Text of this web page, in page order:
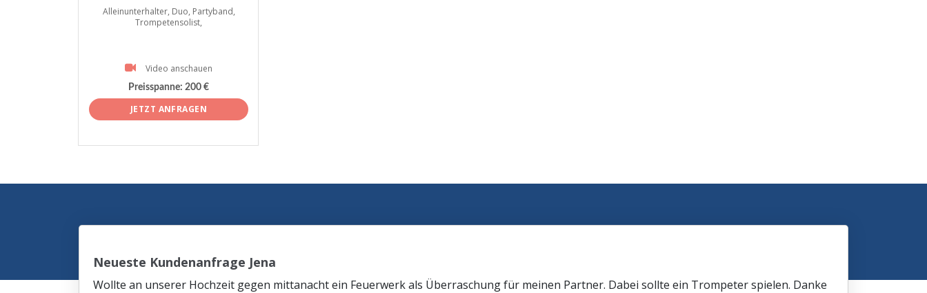
Alleinunterhalter, Duo, Partyband,
Trompetensolist,
Video anschauen
Preisspanne: 200 €
JETZT ANFRAGEN
Neueste Kundenanfrage Jena
Wollte an unserer Hochzeit gegen mittanacht ein Feuerwerk als Überraschung für meinen Partner. Dabei sollte ein Trompeter spielen. Danke